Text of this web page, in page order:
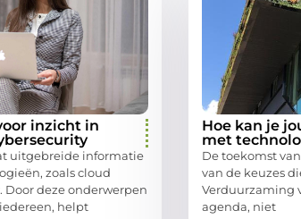
inzicht in
uitgebreide informatie
zoals cloud
deze onderwerpen
helpt
Hoe kan je
met
De toekomst
van de keuzes
Verduurzaming
agenda, niet